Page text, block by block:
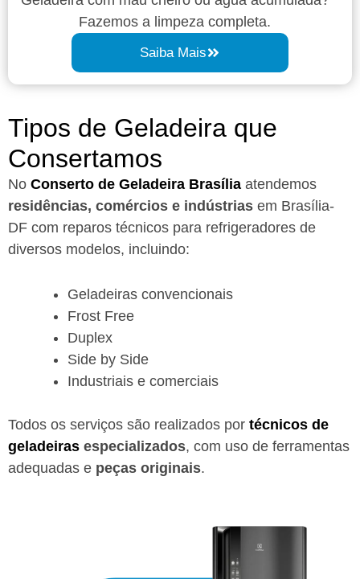
Fazemos a limpeza completa.
Saiba Mais
Tipos de Geladeira que
Consertamos
No Conserto de Geladeira Brasília atendemos
residências, comércios e indústrias em Brasília-
DF com reparos técnicos para refrigeradores de
diversos modelos, incluindo:
Geladeiras convencionais
Frost Free
Duplex
Side by Side
Industriais e comerciais
Todos os serviços são realizados por técnicos de
geladeiras especializados, com uso de ferramentas
adequadas e peças originais.